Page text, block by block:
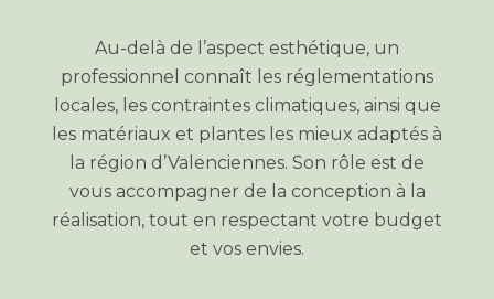
Au-delà de l’aspect esthétique, un
professionnel connaît les réglementations
locales, les contraintes climatiques, ainsi que
les matériaux et plantes les mieux adaptés à
la région d’Valenciennes. Son rôle est de
vous accompagner de la conception à la
réalisation, tout en respectant votre budget
et vos envies.